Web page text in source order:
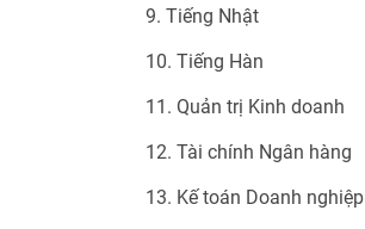
9. Tiếng Nhật
10. Tiếng Hàn
11. Quản trị Kinh doanh
12. Tài chính Ngân hàng
13. Kế toán Doanh nghiệp